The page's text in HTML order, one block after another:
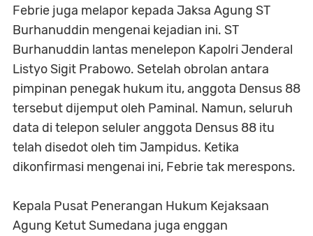
Febrie juga melapor kepada Jaksa Agung ST
Burhanuddin mengenai kejadian ini. ST
Burhanuddin lantas menelepon Kapolri Jenderal
Listyo Sigit Prabowo. Setelah obrolan antara
pimpinan penegak hukum itu, anggota Densus 88
tersebut dijemput oleh Paminal. Namun, seluruh
data di telepon seluler anggota Densus 88 itu
telah disedot oleh tim Jampidus. Ketika
dikonfirmasi mengenai ini, Febrie tak merespons.
Kepala Pusat Penerangan Hukum Kejaksaan
Agung Ketut Sumedana juga enggan